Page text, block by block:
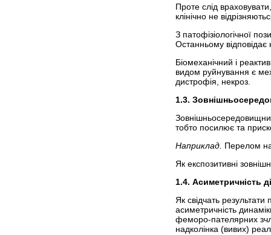
Проте слід
клінічно не
З патофізіологічної
Останньому відповідає
Біомеханічний і
видом руйнування є
дистрофія, некроз.
1.3.
тобто посилює та
Наприклад. Перелом
Як експозитивні
1.4. Асиметричність
Як свідчать
асиметричність
феморо-пателярних
надколінка (вивих)